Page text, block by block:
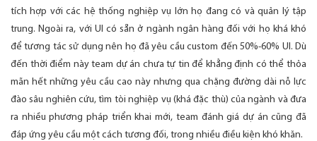
tích hợp với các hệ thống nghiệp vụ lớn họ đang có và quản lý tập
trung. Ngoài ra, với UI có sẵn ở ngành ngân hàng đối với họ khá khó
để tương tác sử dụng nên họ đã yêu cầu custom đến 50%-60% UI. Dù
đến thời điểm này team dự án chưa tự tin để khẳng định có thể thỏa
mãn hết những yêu cầu cao này nhưng qua chặng đường dài nỗ lực
đào sâu nghiên cứu, tìm tòi nghiệp vụ (khá đặc thù) của ngành và đưa
ra nhiều phương pháp triển khai mới, team đánh giá dự án cũng đã
đáp ứng yêu cầu một cách tương đối, trong nhiều điều kiện khó khăn.